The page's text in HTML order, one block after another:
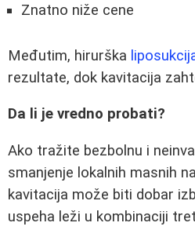
Znatno niže cene
Međutim, hirurška
rezultate, dok kavitacija
Da li je vredno probati?
Ako tražite bezbolnu i
smanjenje lokalnih masnih
kavitacija može biti dobar
uspeha leži u kombinaciji